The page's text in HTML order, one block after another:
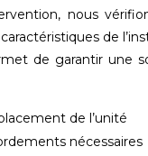
nous
de
de garantir une
de l’unité
nécessaires